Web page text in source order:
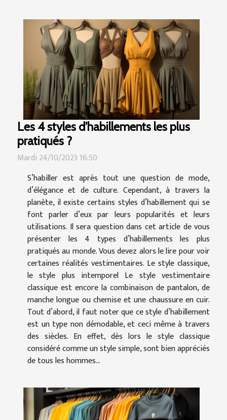
Les 4 styles d’habillements les plus
pratiqués ?
Mardi 24/10/2023 16:50
S’habiller est après tout une question de mode,
d’élégance et de culture. Cependant, à travers la
planète, il existe certains styles d’habillement qui se
font parler d’eux par leurs popularités et leurs
utilisations. Il sera question dans cet article de vous
présenter les 4 types d’habillements les plus
pratiqués au monde. Vous devez alors le lire pour voir
certaines réalités vestimentaires. Le style classique,
le style plus intemporel Le style vestimentaire
classique est encore la combinaison de pantalon, de
manche longue ou chemise et une chaussure en cuir.
Tout d’abord, il faut noter que ce style d’habillement
est un type non démodable, et ceci même à travers
des siècles. En effet, dès lors le style classique
considéré comme un style simple, sont bien appréciés
de tous les hommes...